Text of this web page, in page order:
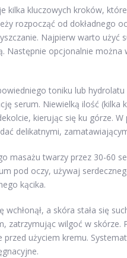
kilka kluczowych kroków,
rozpocząć od dokładnego
Najpierw warto użyć
opcjonalnie można
toniku lub
serum. Niewielką ilość (kilka
kierując się ku górze.
delikatnymi,
masażu twarzy przez 30-60
pod oczy, używaj
kącika.
a skóra stała się
zatrzymując wilgoć w
użyciem kremu.